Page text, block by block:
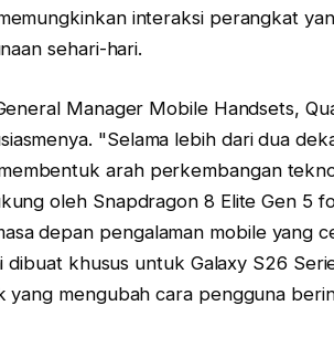
interaksi perangkat
sehari-hari.
Manager Mobile Handsets,
"Selama lebih dari dua
arah perkembangan
oleh Snapdragon 8 Elite Gen 5
depan pengalaman mobile yang
khusus untuk Galaxy S26
yang mengubah cara pengguna